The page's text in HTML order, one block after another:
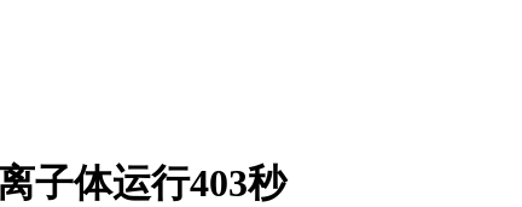
子体运行403秒